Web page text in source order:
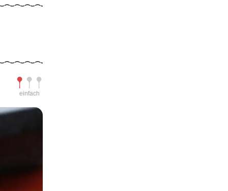
Schwierigkeit
einfach